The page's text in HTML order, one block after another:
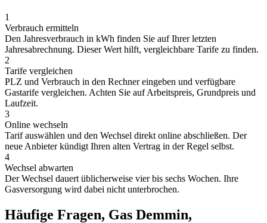
1
Verbrauch ermitteln
Den Jahresverbrauch in kWh finden Sie auf Ihrer letzten
Jahresabrechnung. Dieser Wert hilft, vergleichbare Tarife zu finden.
2
Tarife vergleichen
PLZ und Verbrauch in den Rechner eingeben und verfügbare
Gastarife vergleichen. Achten Sie auf Arbeitspreis, Grundpreis und
Laufzeit.
3
Online wechseln
Tarif auswählen und den Wechsel direkt online abschließen. Der
neue Anbieter kündigt Ihren alten Vertrag in der Regel selbst.
4
Wechsel abwarten
Der Wechsel dauert üblicherweise vier bis sechs Wochen. Ihre
Gasversorgung wird dabei nicht unterbrochen.
Häufige Fragen, Gas Demmin,